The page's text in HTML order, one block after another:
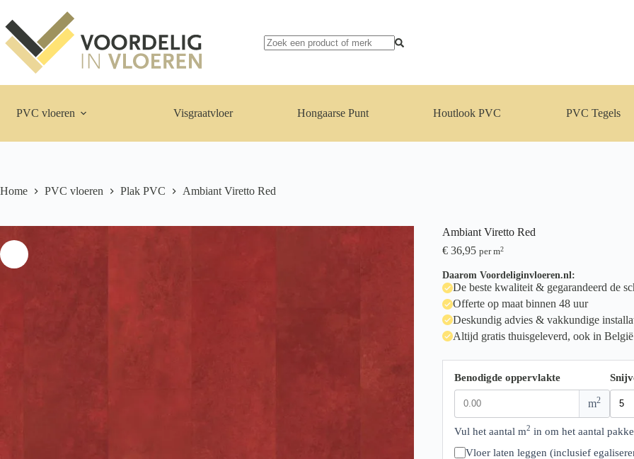
naar
de
inhoud
PVC vloeren Visgraatvloer Hongaarse Punt Houtlook PVC PVC Tegels
Home PVC vloeren Plak PVC Ambiant Viretto Red
Ambiant Viretto Red
€36,95 per m2
Daarom Voordeliginvloeren.nl:
De beste kwaliteit & gegarandeerd de
Offerte op maat binnen 48 uur
Deskundig advies & vakkundige
Altijd gratis thuisgeleverd, ook in België
Benodigde oppervlakte
m2
Vul het aantal m2 in om het aantal
Vloer laten leggen (inclusief